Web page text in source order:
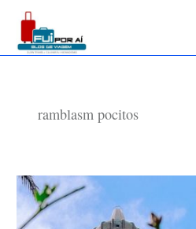
ramblasm pocitos